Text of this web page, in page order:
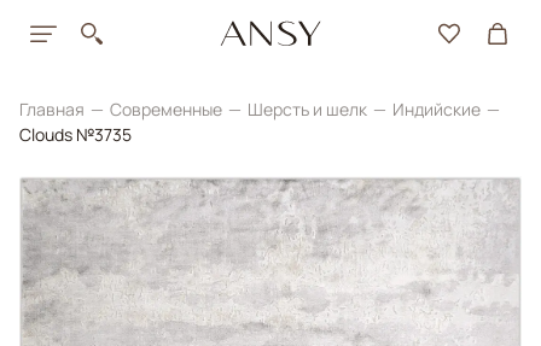
Главная Современные Шерсть и шелк
Индийские
Clouds №3735